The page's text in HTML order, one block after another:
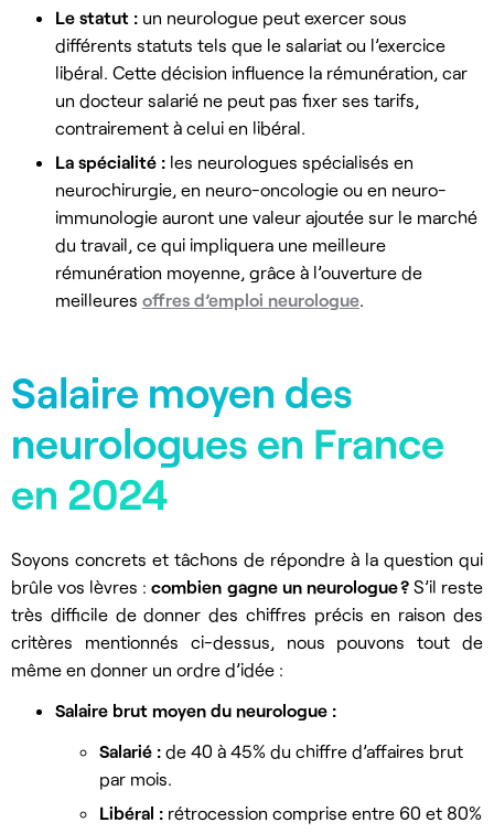
Le statut : un neurologue peut exercer sous
différents statuts tels que le salariat ou l’exercice
libéral. Cette décision influence la rémunération, car
un docteur salarié ne peut pas fixer ses tarifs,
contrairement à celui en libéral.
La spécialité : les neurologues spécialisés en
neurochirurgie, en neuro-oncologie ou en neuro-
immunologie auront une valeur ajoutée sur le marché
du travail, ce qui impliquera une meilleure
rémunération moyenne, grâce à l’ouverture de
meilleures offres d’emploi neurologue.
Salaire moyen des
neurologues en France
en 2024
Soyons concrets et tâchons de répondre à la question qui
brûle vos lèvres :combien gagne un neurologue ?S’il reste
très difficile de donner des chiffres précis en raison des
critères mentionnés ci-dessus, nous pouvons tout de
même en donner un ordre d’idée :
Salaire brut moyen du neurologue :
Salarié : de 40 à 45% du chiffre d’affaires brut
par mois.
Libéral : rétrocession comprise entre 60 et 80%